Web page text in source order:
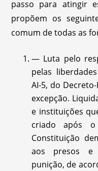
passo para atingir
propõem os
comum de todas as
— Luta pelo
pelas
AI-5, do
excepção.
e instituições
criado após
Constituição
aos presos e
punição, de